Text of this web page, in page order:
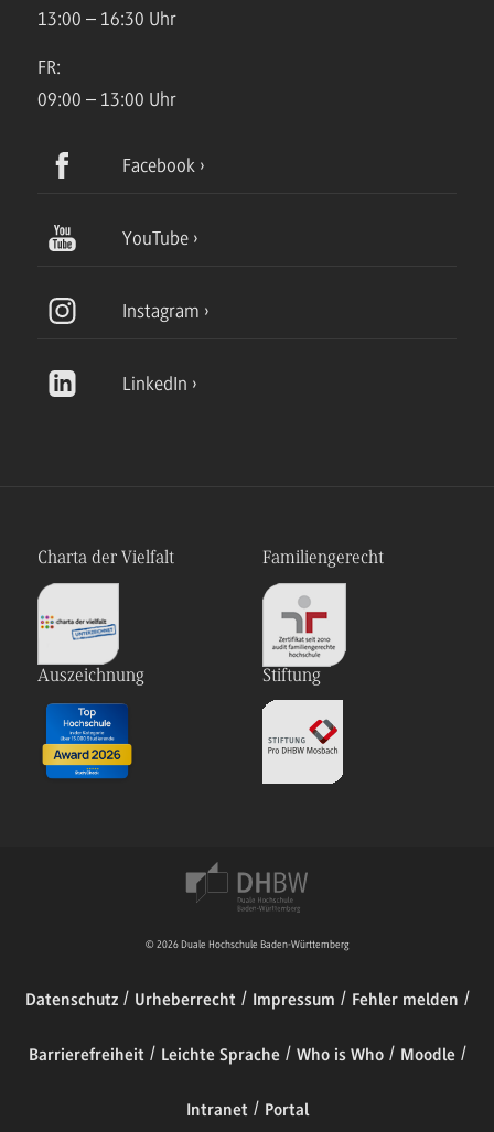
13:00 – 16:30 Uhr
FR:
09:00 – 13:00 Uhr
Facebook
YouTube
Instagram
LinkedIn
Charta der Vielfalt Familiengerecht
Auszeichnung Stiftung
© 2026 Duale Hochschule Baden-Württemberg
Datenschutz Urheberrecht Impressum Fehler melden
Barrierefreiheit Leichte Sprache Who is Who Moodle
Intranet Portal